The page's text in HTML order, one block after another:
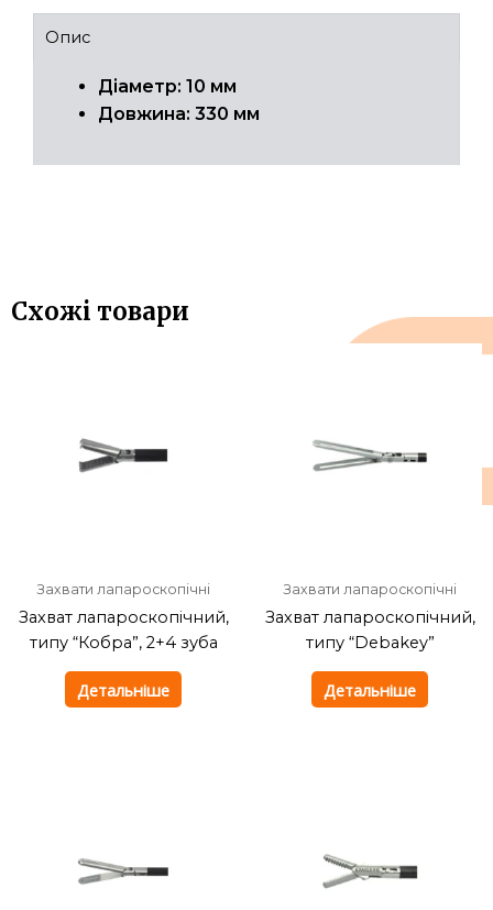
Опис
Діаметр: 10 мм
Довжина: 330 мм
Схожі товари
Захвати лапароскопічні
Захват лапароскопічний,
типу “Кобра”, 2+4 зуба
Детальніше
Захвати лапароскопічні
Захват лапароскопічний,
типу “Debakey”
Детальніше